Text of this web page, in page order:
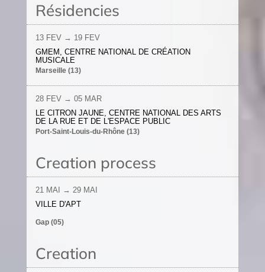
Résidencies
13 FEV → 19 FEV
GMEM, CENTRE NATIONAL DE CRÉATION
MUSICALE
Marseille (13)
28 FEV → 05 MAR
LE CITRON JAUNE, CENTRE NATIONAL DES ARTS
DE LA RUE ET DE L'ESPACE PUBLIC
Port-Saint-Louis-du-Rhône (13)
Creation process
21 MAI → 29 MAI
VILLE D'APT
Gap (05)
Creation